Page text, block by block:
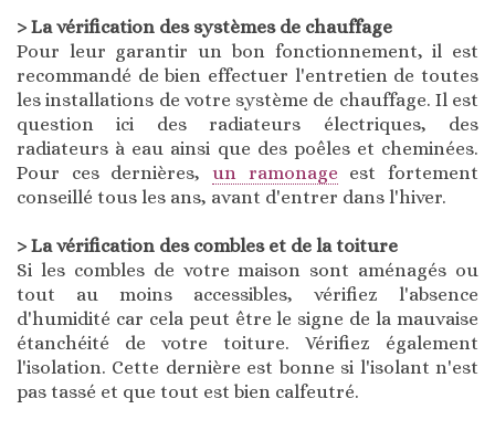
> La vérification des systèmes de chauffage
Pour leur garantir un bon fonctionnement, il est
recommandé de bien effectuer l'entretien de toutes
les installations de votre système de chauffage. Il est
question ici des radiateurs électriques, des
radiateurs à eau ainsi que des poêles et cheminées.
Pour ces dernières, un ramonage est fortement
conseillé tous les ans, avant d'entrer dans l'hiver.
> La vérification des combles et de la toiture
Si les combles de votre maison sont aménagés ou
tout au moins accessibles, vérifiez l'absence
d'humidité car cela peut être le signe de la mauvaise
étanchéité de votre toiture. Vérifiez également
l'isolation. Cette dernière est bonne si l'isolant n'est
pas tassé et que tout est bien calfeutré.